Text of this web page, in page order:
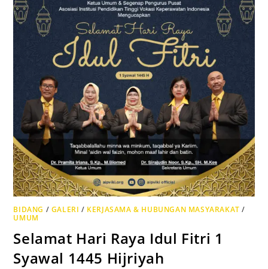
BIDANG / GALERI / KERJASAMA & HUBUNGAN MASYARAKAT /
UMUM
Selamat Hari Raya Idul Fitri 1
Syawal 1445 Hijriyah